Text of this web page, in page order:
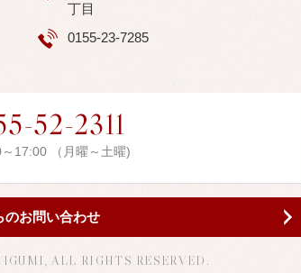
丁目
0155-23-7285
52-2311
17:00 （月曜～土曜)
のお問い合わせ
ALL RIGHTS RESERVED.